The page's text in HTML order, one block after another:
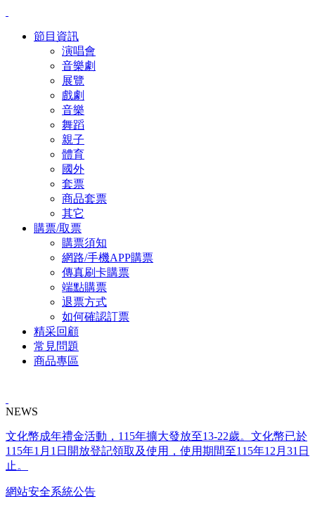
節目資訊
演唱會
音樂劇
展覽
戲劇
音樂
舞蹈
親子
體育
國外
套票
商品套票
其它
購票/取票
購票須知
網路/手機APP購票
傳真刷卡購票
端點購票
退票方式
如何確認訂票
精采回顧
常見問題
商品專區
NEWS
文化幣成年禮金活動，115年擴大發放至13-22歲。文化幣已於
115年1月1日開放登記領取及使用，使用期間至115年12月31日
止。
網站安全系統公告